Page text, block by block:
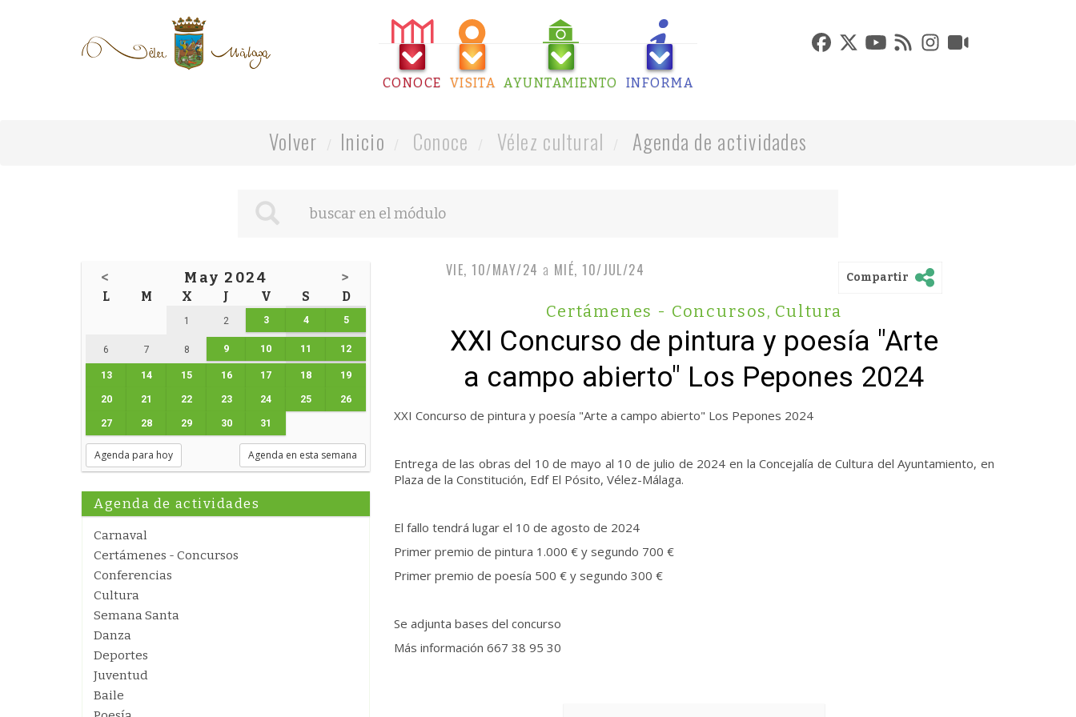
CONOCE VISITA AYUNTAMIENTO INFORMA
Volver Inicio Conoce Vélez cultural Agenda de actividades
< May 2024 >
L M X J V S D
1 2 3 4 5
6 7 8 9 10 11 12
13 14 15 16 17 18 19
20 21 22 23 24 25 26
27 28 29 30 31
Agenda para hoy Agenda en esta semana
Agenda de actividades
Carnaval
Certámenes - Concursos
Conferencias
Cultura
Semana Santa
Danza
Deportes
Juventud
Baile
VIE, 10/MAY/24 a MIÉ, 10/JUL/24 Compartir
Certámenes - Concursos, Cultura
XXI Concurso de pintura y poesía "Arte
a campo abierto" Los Pepones 2024
XXI Concurso de pintura y poesía "Arte a campo abierto" Los Pepones 2024
Entrega de las obras del 10 de mayo al 10 de julio de 2024 en la Concejalía de Cultura del Ayuntamiento, en
Plaza de la Constitución, Edf El Pósito, Vélez-Málaga.
El fallo tendrá lugar el 10 de agosto de 2024
Primer premio de pintura 1.000 € y segundo 700 €
Primer premio de poesía 500 € y segundo 300 €
Se adjunta bases del concurso
Más información 667 38 95 30